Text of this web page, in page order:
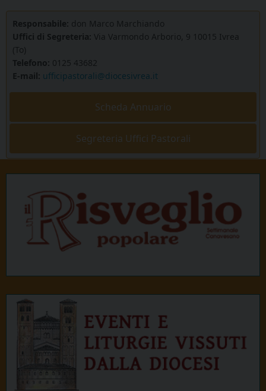
Responsabile: don Marco Marchiando
Uffici di Segreteria: Via Varmondo Arborio, 9 10015 Ivrea
(To)
Telefono: 0125 43682
E-mail: ufficipastorali@diocesivrea.it
Scheda Annuario
Segreteria Uffici Pastorali